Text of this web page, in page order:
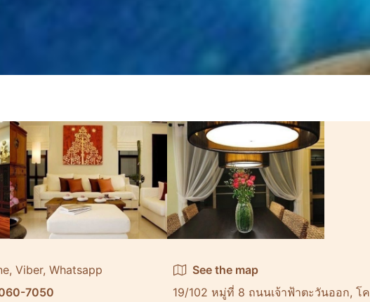
Viber, Whatsapp
7050
See the map
19/102 หมู่ที่ 8 ถนนเจ้าฟ้าตะวันออก, โค